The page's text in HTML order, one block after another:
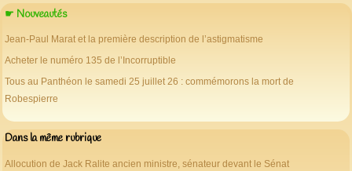
☛ Nouveautés
Jean-Paul Marat et la première description de l’astigmatisme
Acheter le numéro 135 de l’Incorruptible
Tous au Panthéon le samedi 25 juillet 26 : commémorons la mort de
Robespierre
Dans la même rubrique
Allocution de Jack Ralite ancien ministre, sénateur devant le Sénat